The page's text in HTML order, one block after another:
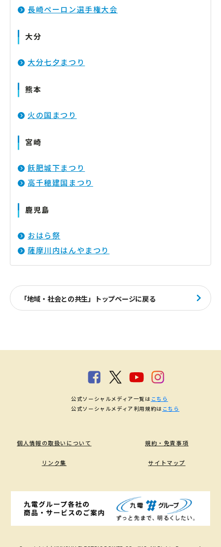
長崎ペーロン選手権大会
大分
大分七夕まつり
熊本
火の国まつり
宮崎
飫肥城下まつり
高千穂建国まつり
鹿児島
おはら祭
薩摩川内はんやまつり
「地域・社会との共生」トップページに戻る
個人情報の取扱いについて 規約・免責事項
リンク集 サイトマップ
公式ソーシャルメディア一覧は こちら
公式ソーシャルメディア利用規約は こちら